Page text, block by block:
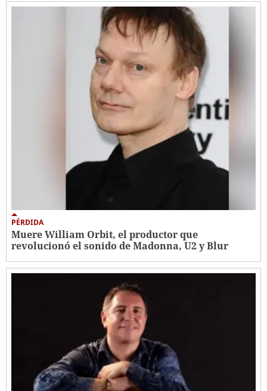
PÉRDIDA
Muere William Orbit, el productor que
revolucionó el sonido de Madonna, U2 y Blur